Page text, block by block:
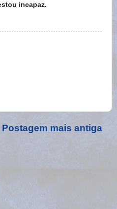
incapaz.
Postagem mais antiga